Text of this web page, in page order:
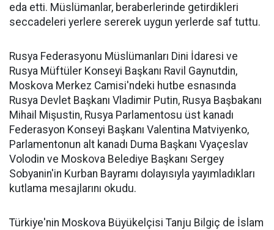
eda etti. Müslümanlar, beraberlerinde getirdikleri
seccadeleri yerlere sererek uygun yerlerde saf tuttu.
Rusya Federasyonu Müslümanları Dini İdaresi ve
Rusya Müftüler Konseyi Başkanı Ravil Gaynutdin,
Moskova Merkez Camisi'ndeki hutbe esnasında
Rusya Devlet Başkanı Vladimir Putin, Rusya Başbakanı
Mihail Mişustin, Rusya Parlamentosu üst kanadı
Federasyon Konseyi Başkanı Valentina Matviyenko,
Parlamentonun alt kanadı Duma Başkanı Vyaçeslav
Volodin ve Moskova Belediye Başkanı Sergey
Sobyanin'in Kurban Bayramı dolayısıyla yayımladıkları
kutlama mesajlarını okudu.
Türkiye'nin Moskova Büyükelçisi Tanju Bilgiç de İslam